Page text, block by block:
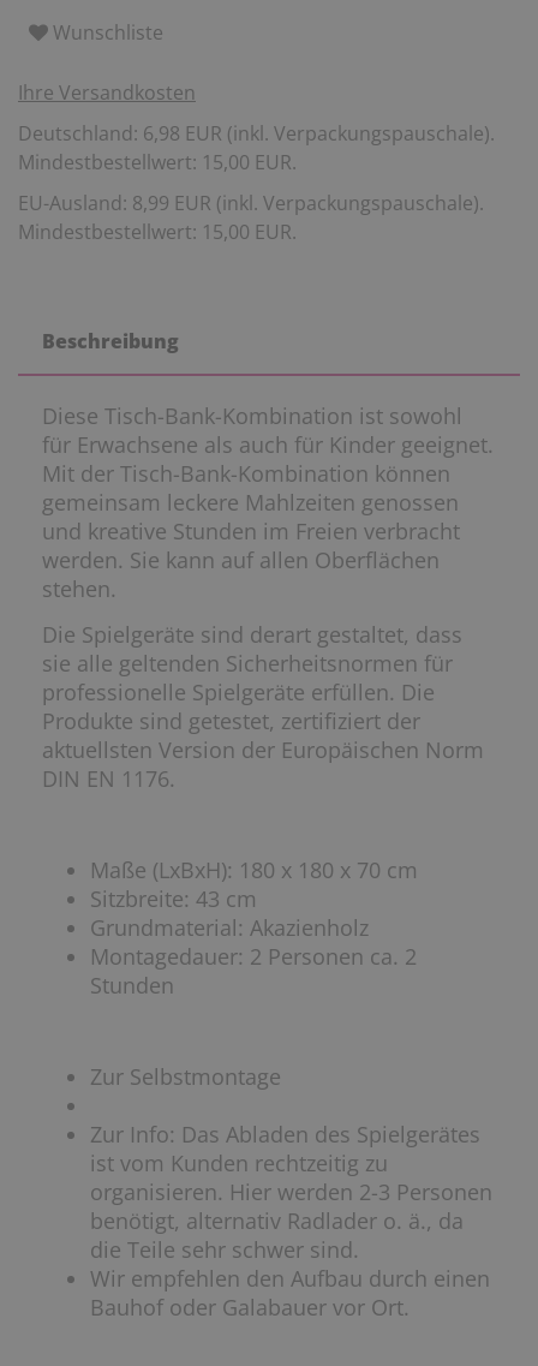
Wunschliste
Ihre Versandkosten
Deutschland: 6,98 EUR (inkl. Verpackungspauschale).
Mindestbestellwert: 15,00 EUR.
EU-Ausland: 8,99 EUR (inkl. Verpackungspauschale).
Mindestbestellwert: 15,00 EUR.
Beschreibung
Diese Tisch-Bank-Kombination ist sowohl
für Erwachsene als auch für Kinder geeignet.
Mit der Tisch-Bank-Kombination können
gemeinsam leckere Mahlzeiten genossen
und kreative Stunden im Freien verbracht
werden. Sie kann auf allen Oberflächen
stehen.
Die Spielgeräte sind derart gestaltet, dass
sie alle geltenden Sicherheitsnormen für
professionelle Spielgeräte erfüllen. Die
Produkte sind getestet, zertifiziert der
aktuellsten Version der Europäischen Norm
DIN EN 1176.
Maße (LxBxH): 180 x 180 x 70 cm
Sitzbreite: 43 cm
Grundmaterial: Akazienholz
Montagedauer: 2 Personen ca. 2
Stunden
Zur Selbstmontage
Zur Info: Das Abladen des Spielgerätes
ist vom Kunden rechtzeitig zu
organisieren. Hier werden 2-3 Personen
benötigt, alternativ Radlader o. ä., da
die Teile sehr schwer sind.
Wir empfehlen den Aufbau durch einen
Bauhof oder Galabauer vor Ort.